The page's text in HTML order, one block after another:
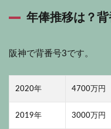
年俸推移は？背
阪神で背番号3です。
2020年 4700万円
2019年 3000万円